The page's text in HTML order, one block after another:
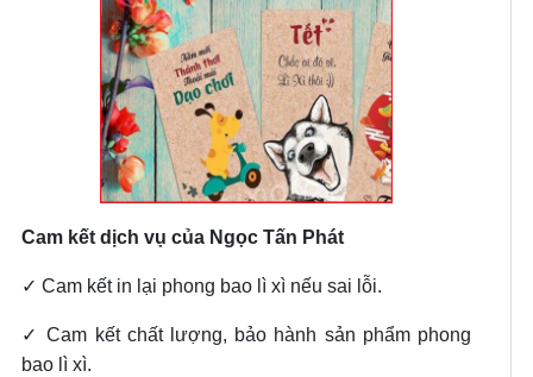
Cam kết dịch vụ của Ngọc Tấn Phát
✓ Cam kết in lại phong bao lì xì nếu sai lỗi.
✓ Cam kết chất lượng, bảo hành sản phẩm phong
bao lì xì.